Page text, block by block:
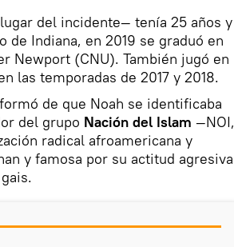
del incidente— tenía 25 años y
de Indiana, en 2019 se graduó en
Newport (CNU). También jugó en
las temporadas de 2017 y 2018.
de que Noah se identificaba
del grupo Nación del Islam —NOI,
radical afroamericana y
y famosa por su actitud agresiva